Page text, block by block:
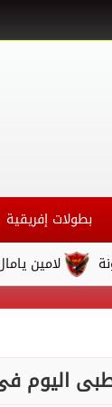
بطولات إفريقية
لامين يامال
اليوم